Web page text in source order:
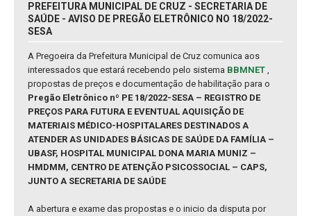
PREFEITURA MUNICIPAL DE CRUZ - SECRETARIA DE
SAÚDE - AVISO DE PREGÃO ELETRÔNICO NO 18/2022-
SESA
A Pregoeira da Prefeitura Municipal de Cruz comunica aos
interessados que estará recebendo pelo sistema BBMNET ,
propostas de preços e documentação de habilitação para o
Pregão Eletrônico nº PE 18/2022-SESA – REGISTRO DE
PREÇOS PARA FUTURA E EVENTUAL AQUISIÇÃO DE
MATERIAIS MÉDICO-HOSPITALARES DESTINADOS A
ATENDER AS UNIDADES BÁSICAS DE SAÚDE DA FAMÍLIA –
UBASF, HOSPITAL MUNICIPAL DONA MARIA MUNIZ –
HMDMM, CENTRO DE ATENÇÃO PSICOSSOCIAL – CAPS,
JUNTO A SECRETARIA DE SAÚDE
A abertura e exame das propostas e o inicio da disputa por